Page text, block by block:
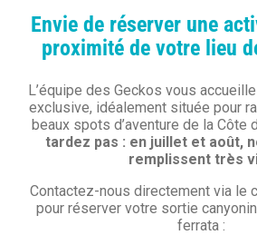
Envie de réserver une
proximité de votre lieu
L’équipe des Geckos vous
exclusive, idéalement située pour
beaux spots d’aventure de la Côte
tardez pas : en juillet et août,
remplissent très
Contactez-nous directement via le
pour réserver votre sortie
ferrata :